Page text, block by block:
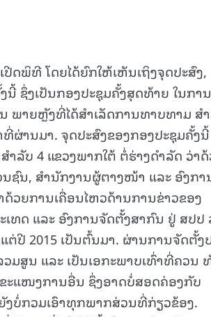
ດພິທີ ໂດຍໄດ້ຍົກໃຫ້ເຫັນເຖິງຈຸດປະສົງ,
ຊຶ່ງເປັນກອງປະຊຸມຄັ້ງສຸດທ້າຍ ໃນການ
ພາຍຫຼັງທີ່ໄດ້ສໍາເລັດການທາບທາມ ສໍ
ຜ່ານມາ. ຈຸດປະສົງຂອງກອງປະຊຸມຄັ້ງນີ້
ລັບ 4 ແຂວງພາກໃຕ້ ຕໍ່ຮ່າງດໍາລັດ ວ່າ
ຊົນ, ສໍານັກງານຜູ້ຕາງໜ້າ ແລະ ອົງກາ
ວຍການເຄື່ອນໄຫວດ້ານການຂ່າວຂອງ
ທດ ແລະ ອົງການຈັດຕັ້ງສາກົນ ຢູ່ ສປປ
ຕ່ປີ 2015 ເປັນຕົ້ນມາ. ຜ່ານການຈັດຕັ້ງ
ມສູນ ແລະ ເປັນເອກະພາບເທົ່າທີ່ຄວນ
ແໜງການອື່ນ ຊຶ່ງອາດບໍ່ສອດຄ່ອງກັບ
ບໍ່ກວມເອົາທຸກພາກສ່ວນທີ່ກ່ຽວຂ້ອງ.